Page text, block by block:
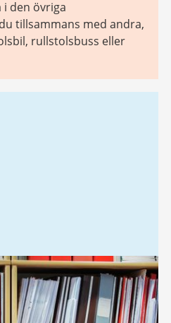
i den övriga
tillsammans med andra,
rullstolsbuss eller